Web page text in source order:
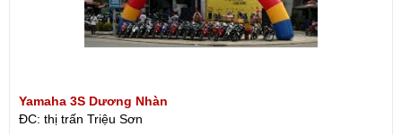
Yamaha 3S Dương Nhàn
ĐC: thị trấn Triệu Sơn